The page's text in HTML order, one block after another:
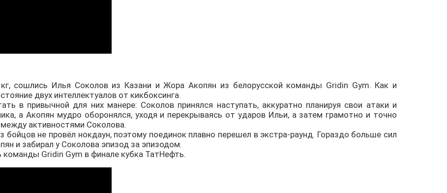
сошлись Илья Соколов из Казани и Жора Акопян из белорусской команды Gridin Gym. Как и
двух интеллектуалов от кикбоксинга.
в привычной для них манере: Соколов принялся наступать, аккуратно планируя свои атаки и
а Акопян мудро оборонялся, уходя и перекрываясь от ударов Ильи, а затем грамотно и точно
активностями Соколова.
бойцов не провёл нокдаун, поэтому поединок плавно перешел в экстра-раунд. Гораздо больше сил
и забирал у Соколова эпизод за эпизодом.
команды Gridin Gym в финале кубка ТатНефть.